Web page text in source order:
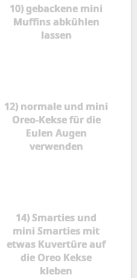
10) gebackene mini
Muffins abkühlen
lassen
12) normale und mini
Oreo-Kekse für die
Eulen Augen
verwenden
14) Smarties und
mini Smarties mit
etwas Kuvertüre auf
die Oreo Kekse
kleben